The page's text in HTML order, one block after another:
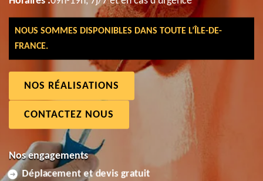
NOUS SOMMES DISPONIBLES DANS TOUTE L’ÎLE-DE-
FRANCE.
NOS RÉALISATIONS
CONTACTEZ NOUS
Nos engagements
Déplacement et devis gratuit